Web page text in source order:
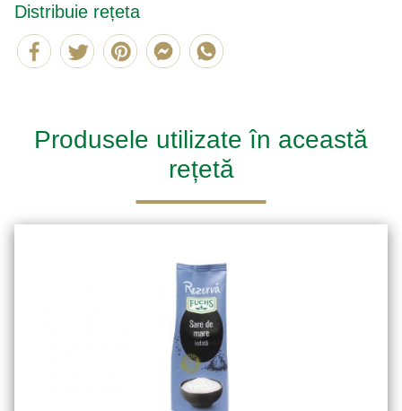
Distribuie rețeta
Produsele utilizate în această
rețetă